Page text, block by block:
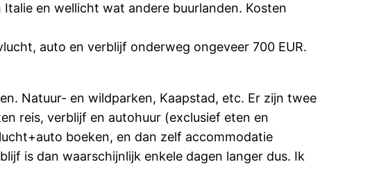
en wellicht wat andere buurlanden. Kosten
auto en verblijf onderweg ongeveer 700 EUR.
Natuur- en wildparken, Kaapstad, etc. Er zijn twee
reis, verblijf en autohuur (exclusief eten en
boeken, en dan zelf accommodatie
is dan waarschijnlijk enkele dagen langer dus. Ik